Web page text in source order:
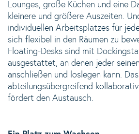
Lounges, große Küchen und eine
kleinere und größere Auszeiten.
individuellen Arbeitsplatzes für
sich flexibel in den Räumen zu
Floating-Desks sind mit
ausgestattet, an denen jeder
anschließen und loslegen kann.
abteilungsübergreifend
fördert den Austausch.